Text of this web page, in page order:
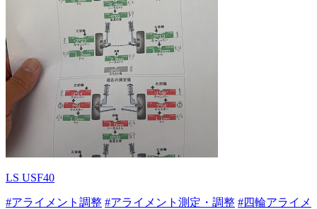
LS USF40
#アライメント調整 #アライメント測定・調整 #四輪アライメ